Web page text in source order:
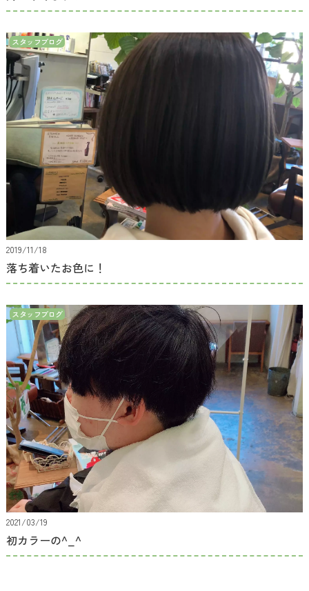
スタッフブログ
2019/11/18
落ち着いたお色に！
スタッフブログ
2021/03/19
初カラーの^_^